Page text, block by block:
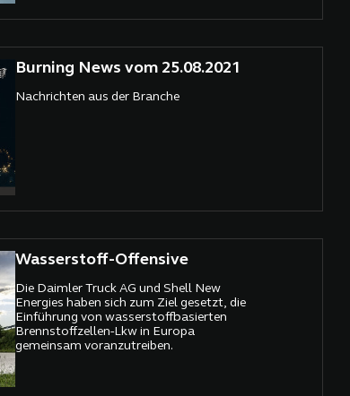
Burning News vom 25.08.2021
Nachrichten aus der Branche
Wasserstoff-Offensive
Die Daimler Truck AG und Shell New
Energies haben sich zum Ziel gesetzt, die
Einführung von wasserstoffbasierten
Brennstoffzellen-Lkw in Europa
gemeinsam voranzutreiben.